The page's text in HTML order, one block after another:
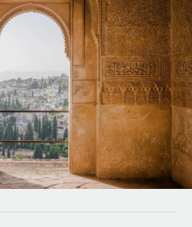
em RH e
estratégicos
na sua plataforma de forma